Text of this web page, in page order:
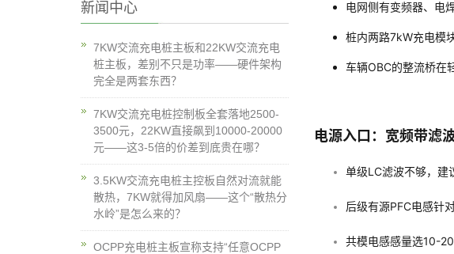
电网侧有变频器、电
桩内两路7kW充电模
车辆OBC的整流桥在
电源入口：宽频带滤
单级LC滤波不够，建
后级有源PFC电感针
共模电感感量选10-
新闻中心
7KW交流充电桩主板和22KW交流充电
桩主板，差别不只是功率——硬件架构
完全是两套东西？
7KW交流充电桩控制板全套落地2500-
3500元，22KW直接飙到10000-20000
元——这3-5倍的价差到底贵在哪？
3.5KW交流充电桩主控板自然对流就能
散热，7KW就得加风扇——这个“散热分
水岭”是怎么来的？
OCPP充电桩主板宣称支持“任意OCPP